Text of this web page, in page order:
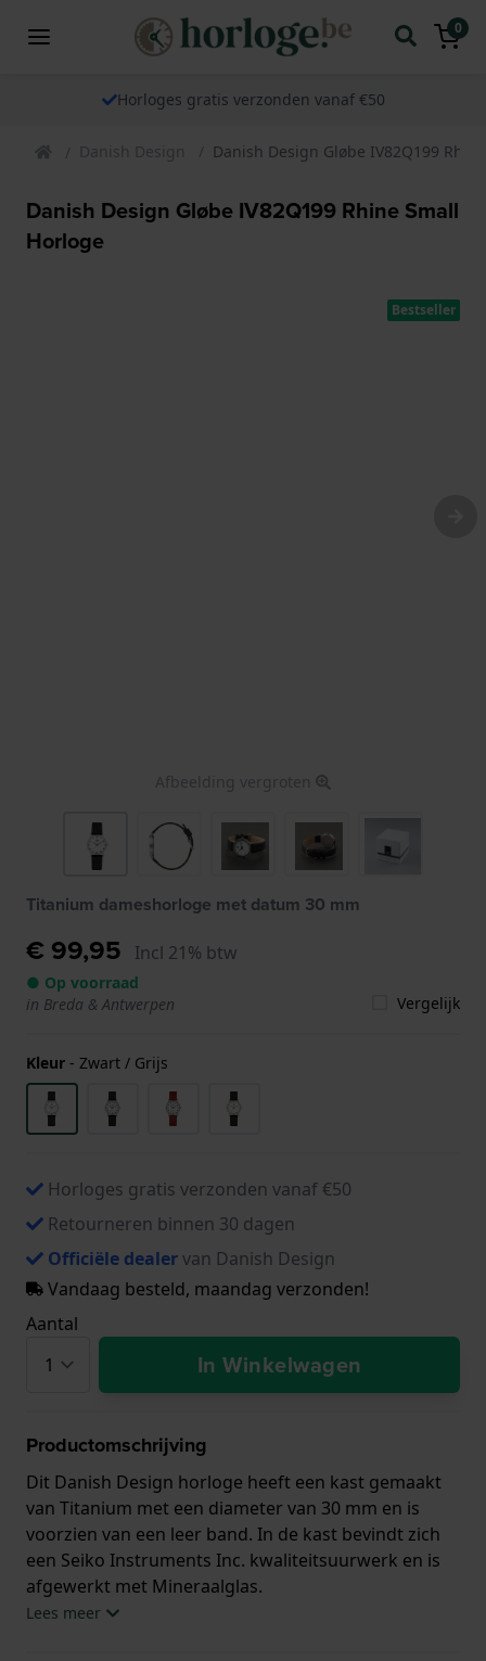
0
Horloges gratis verzonden vanaf €50
Danish Design Danish Design Gløbe IV82Q199
Danish Design Gløbe IV82Q199 Rhine Small
Horloge
Bestseller
Afbeelding vergroten
Titanium dameshorloge met datum 30 mm
€ 99,95 Incl 21% btw
● Op voorraad
in Breda & Antwerpen
Vergelijk
Kleur - Zwart / Grijs
Horloges gratis verzonden vanaf €50
Retourneren binnen 30 dagen
Officiële dealervan Danish Design
Vandaag besteld, maandag verzonden!
Aantal
In Winkelwagen
Productomschrijving
Dit Danish Design horloge heeft een kast gemaakt
van Titanium met een diameter van 30 mm en is
voorzien van een leer band. In de kast bevindt zich
een Seiko Instruments Inc. kwaliteitsuurwerk en is
afgewerkt met Mineraalglas.
Lees meer